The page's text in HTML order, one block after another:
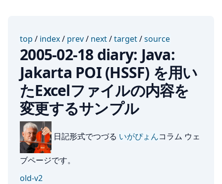
top / index/ prev/ next/target/source
2005-02-18 diary: Java:
Jakarta POI (HSSF) を用い
たExcelファイルの内容を
変更するサンプル
日記形式でつづる いがぴょんコラム ウェ
ブページです。
old-v2